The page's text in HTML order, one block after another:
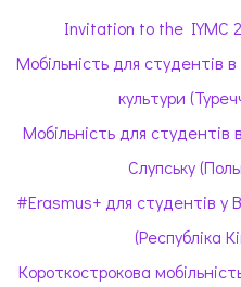
Invitation to the IYMC
Мобільність для студентів
культури
Мобільність для студентів
Слупську
#Erasmus+ для студентів у
(Республіка
Короткострокова